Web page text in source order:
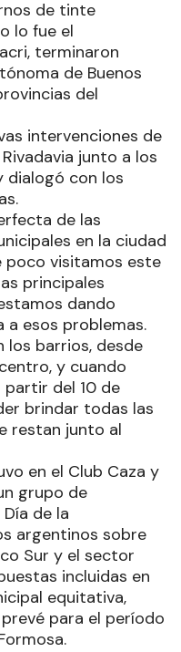
de tinte
lo fue el
terminaron
de Buenos
del
intervenciones de
junto a los
dialogó con los
de las
en la ciudad
poco visitamos este
principales
dando
esos problemas.
los barrios, desde
y cuando
partir del 10 de
brindar todas las
restan junto al
en el Club Caza y
grupo de
de la
argentinos sobre
Sur y el sector
incluidas en
equitativa,
para el período